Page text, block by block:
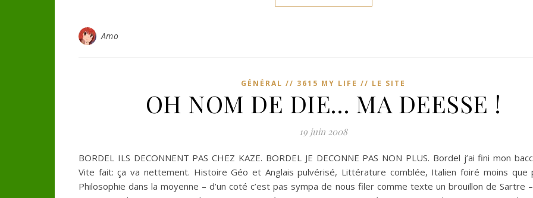
Amo
GÉNÉRAL // 3615 MY LIFE // LE SITE
OH NOM DE DIE… MA DEESSE !
19 juin 2008
BORDEL ILS DECONNENT PAS CHEZ KAZE. BORDEL JE DECONNE PAS NON PLUS. Bordel j’ai fini mon
Vite fait: ça va nettement. Histoire Géo et Anglais pulvérisé, Littérature comblée, Italien foiré moins que
Philosophie dans la moyenne – d’un coté c’est pas sympa de nous filer comme texte un brouillon de Sartre